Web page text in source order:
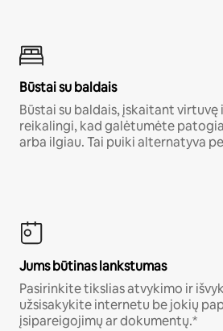
Būstai su baldais
Būstai su baldais, įskaitant
reikalingi, kad galėtumėte
arba ilgiau. Tai puiki alternatyva
Jums būtinas lankstumas
Pasirinkite tikslias atvykimo ir
užsisakykite internetu be jokių
įsipareigojimų ar dokumentų.*